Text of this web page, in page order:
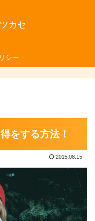
カセ
シー
をする方法！
2015.08.15